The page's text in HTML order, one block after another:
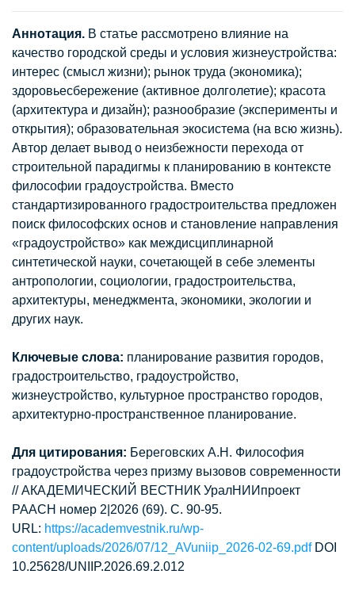
Аннотация. В статье рассмотрено влияние на
качество городской среды и условия жизнеустройства:
интерес (смысл жизни); рынок труда (экономика);
здоровьесбережение (активное долголетие); красота
(архитектура и дизайн); разнообразие (эксперименты и
открытия); образовательная экосистема (на всю жизнь).
Автор делает вывод о неизбежности перехода от
строительной парадигмы к планированию в контексте
философии градоустройства. Вместо
стандартизированного градостроительства предложен
поиск философских основ и становление направления
«градоустройство» как междисциплинарной
синтетической науки, сочетающей в себе элементы
антропологии, социологии, градостроительства,
архитектуры, менеджмента, экономики, экологии и
других наук.
Ключевые слова: планирование развития городов,
градостроительство, градоустройство,
жизнеустройство, культурное пространство городов,
архитектурно-пространственное планирование.
Для цитирования: Береговских А.Н. Философия
градоустройства через призму вызовов современности
// АКАДЕМИЧЕСКИЙ ВЕСТНИК УралНИИпроект
РААСН номер 2|2026 (69). С. 90-95.
URL: https://academvestnik.ru/wp-
content/uploads/2026/07/12_AVuniip_2026-02-69.pdfDOI
10.25628/UNIIP.2026.69.2.012